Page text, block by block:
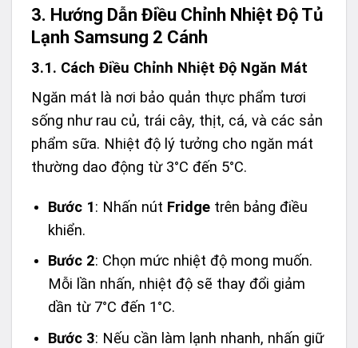
3. Hướng Dẫn Điều Chỉnh Nhiệt Độ Tủ
Lạnh Samsung 2 Cánh
3.1. Cách Điều Chỉnh Nhiệt Độ Ngăn Mát
Ngăn mát là nơi bảo quản thực phẩm tươi
sống như rau củ, trái cây, thịt, cá, và các sản
phẩm sữa. Nhiệt độ lý tưởng cho ngăn mát
thường dao động từ 3°C đến 5°C.
Bước 1: Nhấn nút Fridgetrên bảng điều
khiển.
Bước 2: Chọn mức nhiệt độ mong muốn.
Mỗi lần nhấn, nhiệt độ sẽ thay đổi giảm
dần từ 7°C đến 1°C.
Bước 3: Nếu cần làm lạnh nhanh, nhấn giữ